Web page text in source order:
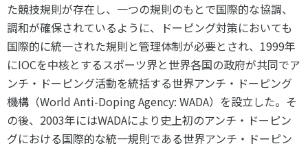
メールマガジン
「SSFニュース」
会員登録
アクセス
子どものスポーツ
障害者スポーツ
スポーツによるまちづくり
スポーツ・ガバナンス
スポーツボランティア
スポーツ政策・予算
健康とスポーツ
た競技規則が存在し、一つの規則のもとで国際的な協調、
調和が確保されているように、ドーピング対策においても
国際的に統一された規則と管理体制が必要とされ、 1999年
にIOCを中核とするスポーツ界と世界各国の政府が共同でア
ンチ・ドーピング活動を統括する世界アンチ・ドーピング
機構（World Anti-Doping Agency: WADA）を設立した。そ
の後、 2003年にはWADAにより史上初のアンチ・ドーピン
グにおける国際的な統一規則である世界アンチ・ドーピン